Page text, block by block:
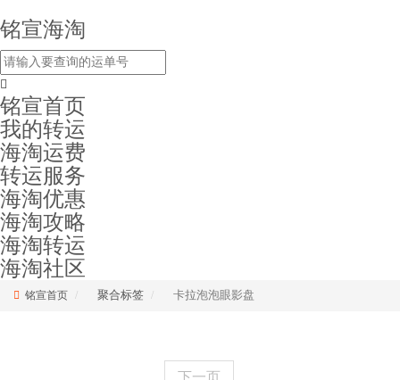
铭宣海淘
铭宣首页
我的转运
海淘运费
转运服务
海淘优惠
海淘攻略
海淘转运
海淘社区
铭宣首页 聚合标签 卡拉泡泡眼影盘
下一页